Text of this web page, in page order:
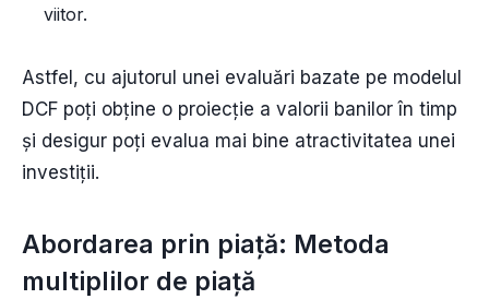
viitor.
Astfel, cu ajutorul unei evaluări bazate pe modelul
DCF poți obține o proiecție a valorii banilor în timp
și desigur poți evalua mai bine atractivitatea unei
investiții.
Abordarea prin piață: Metoda
multiplilor de piață